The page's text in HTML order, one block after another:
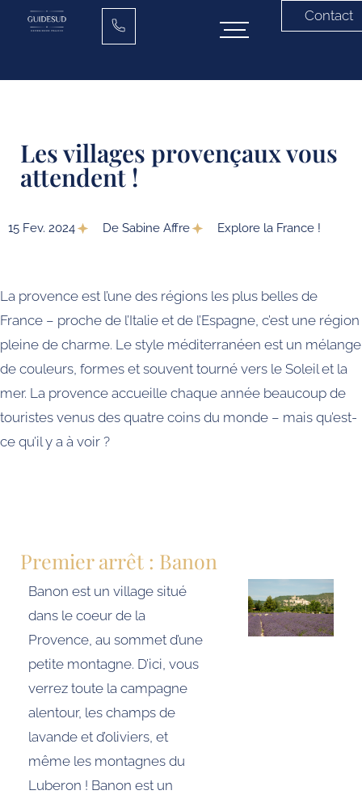
Contact
Les villages provençaux vous
attendent !
15 Fev. 2024 De Sabine Affre Explore la France !
La provence est l’une des régions les plus belles de
France – proche de l’Italie et de l’Espagne, c’est une région
pleine de charme. Le style méditerranéen est un mélange
de couleurs, formes et souvent tourné vers le Soleil et la
mer. La provence accueille chaque année beaucoup de
touristes venus des quatre coins du monde – mais qu’est-
ce qu’il y a à voir ?
Premier arrêt : Banon
Banon est un village situé
dans le coeur de la
Provence, au sommet d’une
petite montagne. D’ici, vous
verrez toute la campagne
alentour, les champs de
lavande et d’oliviers, et
même les montagnes du
Luberon ! Banon est un